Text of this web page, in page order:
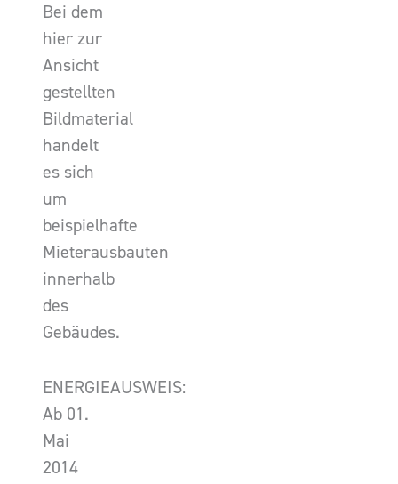
Bei dem
hier zur
Ansicht
gestellten
Bildmaterial
handelt
es sich
um
beispielhafte
Mieterausbauten
innerhalb
des
Gebäudes.
ENERGIEAUSWEIS:
Ab 01.
Mai
2014